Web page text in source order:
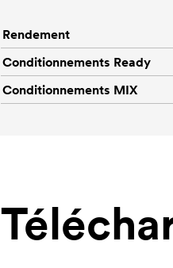
Rendement
Conditionnements Ready
Conditionnements MIX